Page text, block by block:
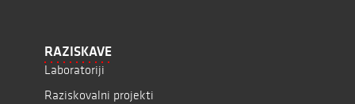
RAZISKAVE
Laboratoriji
Raziskovalni projekti